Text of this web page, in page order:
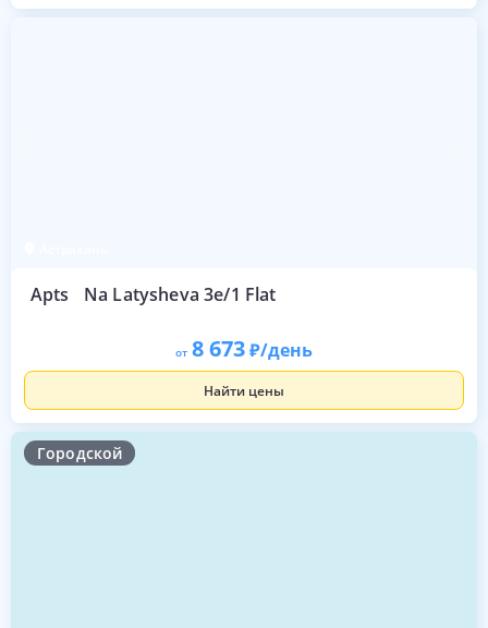
Apts Na Latysheva 3e/1 Flat
от 8 673 /день
Найти цены
Городской